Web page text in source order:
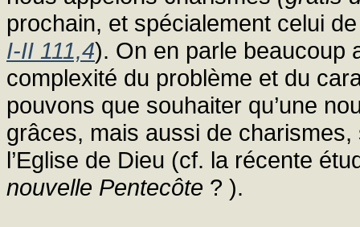
prochain, et spécialement celui
I-II 111,4). On en parle beaucoup
complexité du problème et du
pouvons que souhaiter qu’une
grâces, mais aussi de
l’Eglise de Dieu (cf. la récente
nouvelle Pentecôte ? ).